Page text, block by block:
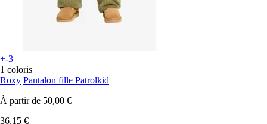
+-3
1 coloris
Roxy Pantalon fille Patrolkid
À partir de 50,00 €
36,15 €